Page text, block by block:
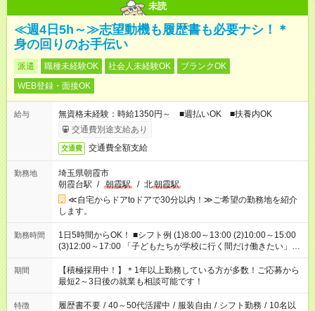
未読
≪週4日5h～≫志望動機も履歴書も必要ナシ！＊
身の回りのお手伝い
派遣 職種未経験OK 社会人未経験OK
ブランクOK
WEB登録・面接OK
給与
無資格未経験：時給1350円～ ■週払いOK ■扶養内OK
交通費別途支給あり
交通費 交通費全額支給
勤務地
埼玉県朝霞市
朝霞台駅 / 朝霞駅 / 北朝霞駅
≪自宅からドアtoドアで30分以内！≫ご希望の勤務地を紹介
します。
勤務時間
1日5時間からOK！ ■シフト例 (1)8:00～13:00 (2)10:00～15:00
(3)12:00～17:00 「子どもたちが学校に行く間だけ働きたい」
「余裕を持って夕飯の準備がしたい」 「午前中は働いて、午後
はプライベートの時間にしたい」 など、ご希望を教えてくださ
いね。 ※Wワーク希望の方へ 今ご覧のお仕事で希望する勤務時
間と、もう1つのお仕事の勤務時間。 合計で週40時間を超える
場合は応募できません。
期間
【積極採用中！】＊1年以上勤務している方が多数！ご応募から
最短2～3日後の就業も相談可能です！
特徴 履歴書不要 / 40～50代活躍中 / 服装自由 / シフト勤務 / 10名以